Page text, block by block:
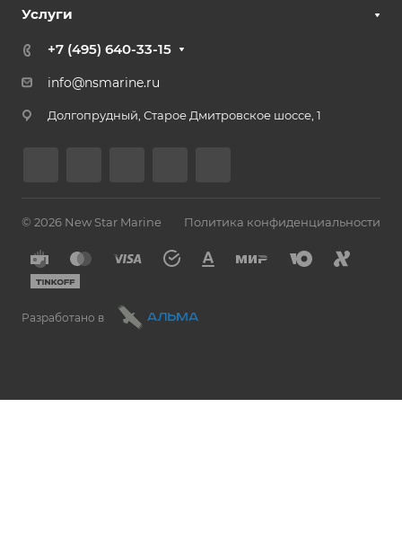
Услуги
+7 (495) 640-33-15
info@nsmarine.ru
Долгопрудный, Старое Дмитровское шоссе, 1
© 2026 New Star Marine Политика конфиденциальности
Разработано в